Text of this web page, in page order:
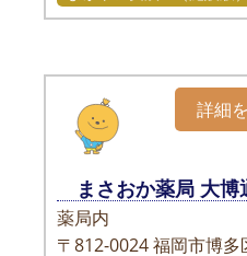
まさおか薬局 大博
薬局内
〒812-0024福岡市博多
詳細